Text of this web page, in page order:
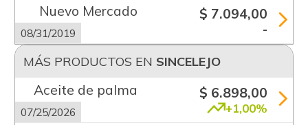
Nuevo Mercado
08/31/2019
$ 7.094,00
-
MÁS PRODUCTOS EN SINCELEJO
Aceite de palma
07/25/2026
$ 6.898,00
+1,00%